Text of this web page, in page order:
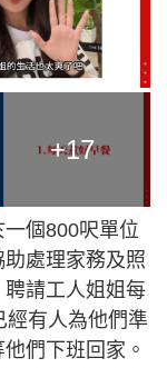
+17
個800呎單位
處理家務及照
聘請工人姐姐每
經有人為他們準
們下班回家。